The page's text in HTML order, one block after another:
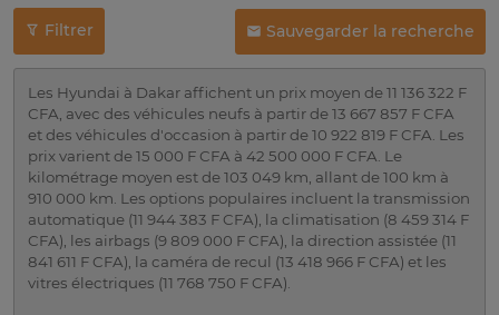
Filtrer Sauvegarder la recherche
Les Hyundai à Dakar affichent un prix moyen de 11 136 322 F
CFA, avec des véhicules neufs à partir de 13 667 857 F CFA
et des véhicules d'occasion à partir de 10 922 819 F CFA. Les
prix varient de 15 000 F CFA à 42 500 000 F CFA. Le
kilométrage moyen est de 103 049 km, allant de 100 km à
910 000 km. Les options populaires incluent la transmission
automatique (11 944 383 F CFA), la climatisation (8 459 314 F
CFA), les airbags (9 809 000 F CFA), la direction assistée (11
841 611 F CFA), la caméra de recul (13 418 966 F CFA) et les
vitres électriques (11 768 750 F CFA).